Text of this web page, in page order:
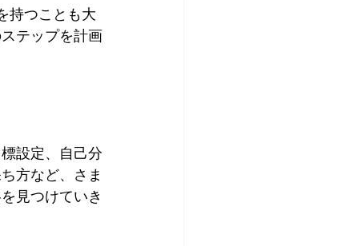
持つことも大
テップを計画
設定、自己分
方など、さま
見つけていき